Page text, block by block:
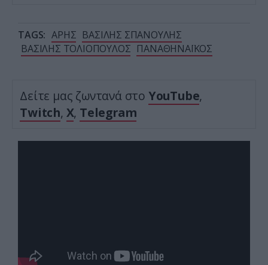
TAGS: ΑΡΗΣ ΒΑΣΙΛΗΣ ΣΠΑΝΟΥΛΗΣ
ΒΑΣΙΛΗΣ ΤΟΛΙΟΠΟΥΛΟΣ ΠΑΝΑΘΗΝΑΪΚΟΣ
Δείτε μας ζωντανά στο YouTube,
Twitch, X, Telegram